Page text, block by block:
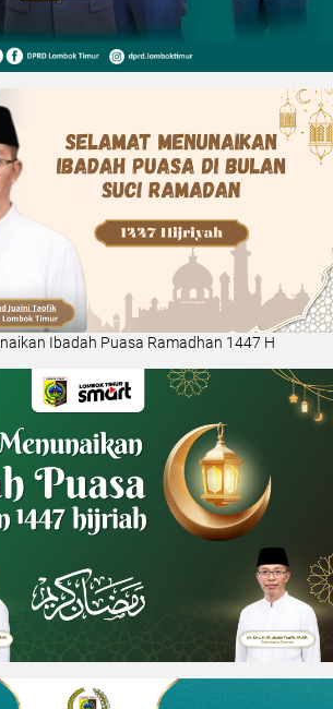
Ibadah Puasa Ramadhan 1447 H